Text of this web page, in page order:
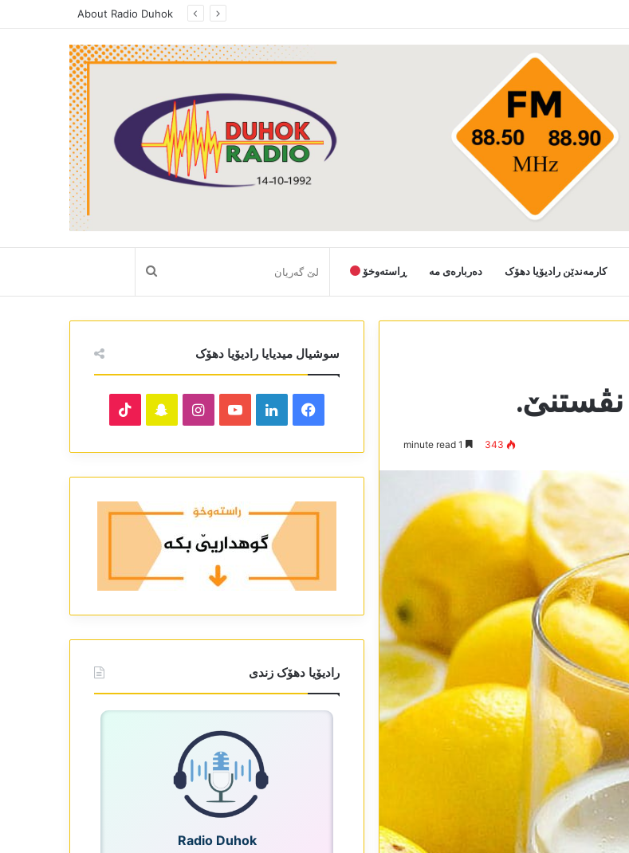
ب ئێدارا زاخو ڤە دشین سەرەدانا گوندیێن خو بکەن About Radio Duhok
کارمەندێن رادیۆیا دھۆک دەربارەی مە ڕاستەوخۆ لێ
گەریان
نڤستنێ.
343
سوشیال میدیایا رادیۆیا دھۆک
Facebook
LinkedIn
YouTube
Instagram
Snapchat
رادیۆیا دھۆک زندی
Radio Duhok